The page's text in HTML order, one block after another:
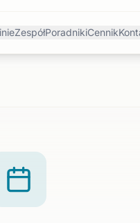
ZespółPoradnikiCennik